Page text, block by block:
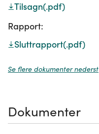
Tilsagn(.pdf)
Rapport:
Sluttrapport(.pdf)
Se flere dokumenter nederst
Dokumenter